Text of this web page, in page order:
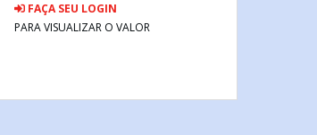
FAÇA SEU LOGIN
PARA VISUALIZAR O VALOR